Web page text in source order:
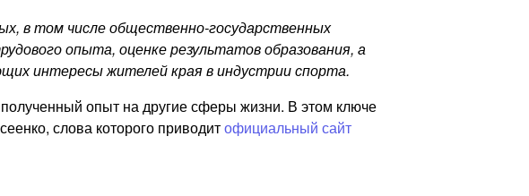
в том числе общественно-государственных
опыта, оценке результатов образования, а
интересы жителей края в индустрии спорта.
опыт на другие сферы жизни. В этом ключе
слова которого приводитофициальный сайт